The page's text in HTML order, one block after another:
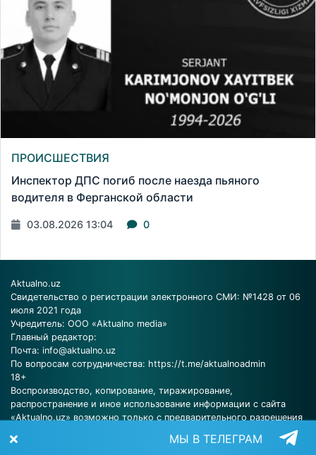
ПРОИСШЕСТВИЯ
Инспектор ДПС погиб после наезда пьяного
водителя в Ферганской области
03.08.2026 13:04 0
Aktualno.uz
Свидетельство о регистрации электронного СМИ: №1428 от 06
июля 2021 года
Учредитель: ООО «Aktualno media»
Главный редактор:
Почта: info@aktualno.uz
По вопросам сотрудничества: https://t.me/aktualnoadmin
18+
Воспроизводство, копирование, тиражирование,
распространение и иное использование информации с сайта
«Aktualno.uz» возможно только с предварительного разрешения
МЫ В ТЕЛЕГРАМ